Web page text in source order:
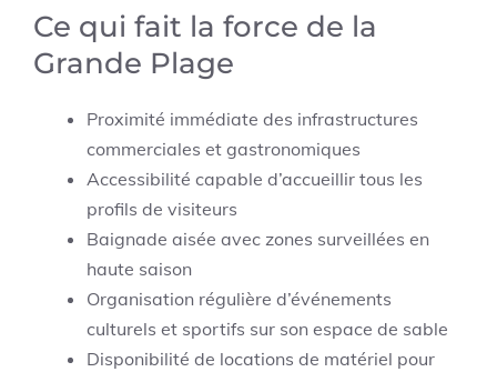
Ce qui fait la force de la
Grande Plage
Proximité immédiate des infrastructures
commerciales et gastronomiques
Accessibilité capable d’accueillir tous les
profils de visiteurs
Baignade aisée avec zones surveillées en
haute saison
Organisation régulière d’événements
culturels et sportifs sur son espace de sable
Disponibilité de locations de matériel pour